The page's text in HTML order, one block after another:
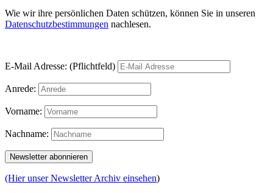
Wie wir ihre persönlichen Daten schützen, können Sie in unseren
Datenschutzbestimmungen nachlesen.
E-Mail Adresse: (Pflichtfeld)
Anrede:
Vorname:
Nachname:
(Hier unser Newsletter Archiv einsehen)